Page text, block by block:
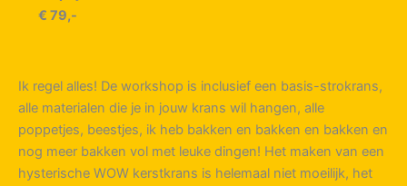
€ 79,-
Ik regel alles! De workshop is inclusief een basis-strokrans,
alle materialen die je in jouw krans wil hangen, alle
poppetjes, beestjes, ik heb bakken en bakken en bakken en
nog meer bakken vol met leuke dingen! Het maken van een
hysterische WOW kerstkrans is helemaal niet moeilijk, het